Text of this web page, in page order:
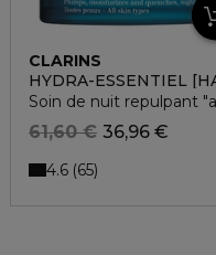
CLARINS
HYDRA-ESSENTIEL
Soin de nuit repulpant
36,96 €
61,60 €
4.6 65